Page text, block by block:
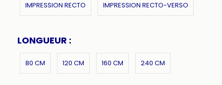
IMPRESSION RECTO IMPRESSION RECTO-VERSO
LONGUEUR :
80 CM 120 CM 160 CM 240 CM